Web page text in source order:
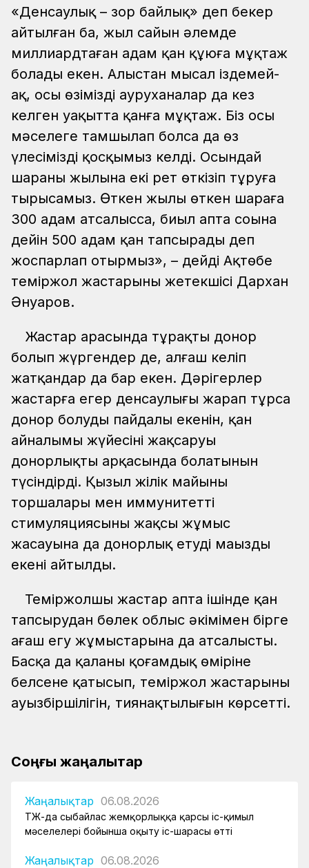
«Денсаулық – зор байлық» деп бекер
айтылған ба, жыл сайын әлемде
миллиардтаған адам қан құюға мұқтаж
болады екен. Алыстан мысал іздемей-
ақ, осы өзіміздің ауруханалар да кез
келген уақытта қанға мұқтаж. Біз осы
мәселеге тамшылап болса да өз
үлесімізді қосқымыз келді. Осындай
шараны жылына екі рет өткізіп тұруға
тырысамыз. Өткен жылы өткен шараға
300 адам атсалысса, биыл апта соңына
дейін 500 адам қан тапсырады деп
жоспарлап отырмыз», – дейді Ақтөбе
теміржол жастарының жетекшісі Дархан
Әнуаров.
Жастар арасында тұрақты донор
болып жүргендер де, алғаш келіп
жатқандар да бар екен. Дәрігерлер
жастарға егер денсаулығы жарап тұрса
донор болудың пайдалы екенін, қан
айналымы жүйесінің жақсаруы
донорлықтың арқасында болатынын
түсіндірді. Қызыл жілік майының
торшалары мен иммунитеттің
стимуляциясының жақсы жұмыс
жасауына да донорлық етудің маңызды
екені айтылды.
Теміржолшы жастар апта ішінде қан
тапсырудан бөлек облыс әкімімен бірге
ағаш егу жұмыстарына да атсалысты.
Басқа да қаланың қоғамдық өміріне
белсене қатысып, теміржол жастарының
ауызбіршілігін, тиянақтылығын көрсетті.
Соңғы жаңалықтар
Жаңалықтар 06.08.2026
ҚТЖ-да сыбайлас жемқорлыққа қарсы іс-қимыл
мәселелері бойынша оқыту іс-шарасы өтті
Жаңалықтар 06.08.2026